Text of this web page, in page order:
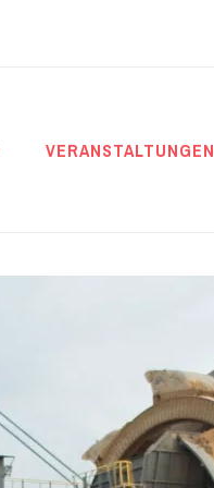
VERANSTALTUNGEN